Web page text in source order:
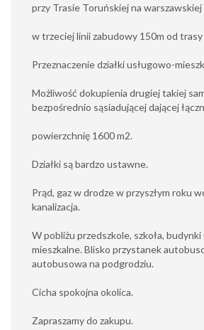
przy Trasie Toruńskiej na warszawskiej
w trzeciej linii zabudowy 150m od trasy
Przeznaczenie działki usługowo-
Możliwość dokupienia drugiej takiej
bezpośrednio sąsiadującej dającej
powierzchnię 1600 m2.
Działki są bardzo ustawne.
Prąd, gaz w drodze w przyszłym roku
kanalizacja.
W pobliżu przedszkole, szkoła,
mieszkalne. Blisko przystanek
autobusowa na podgrodziu.
Cicha spokojna okolica.
Zapraszamy do zakupu.